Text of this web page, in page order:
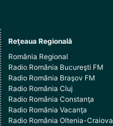
Reţeaua Regională
România Regional
Radio România Bucureşti FM
Radio România Braşov FM
Radio România Cluj
Radio România Constanţa
Radio România Vacanţa
Radio România Oltenia-Craiova